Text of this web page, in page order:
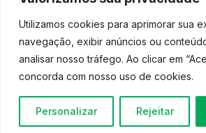
Utilizamos cookies para aprimorar sua
navegação, exibir anúncios ou
analisar nosso tráfego. Ao clicar em
concorda com nosso uso de cookies.
Personalizar Rejeitar
LOCALIZAÇÃO